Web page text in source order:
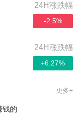
24H涨跌幅
-2.5%
24H涨跌幅
+6.27%
更多+
钱的